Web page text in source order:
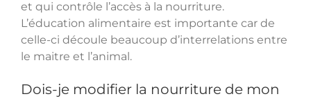
et qui contrôle l’accès à la nourriture.
L’éducation alimentaire est importante car de
celle-ci découle beaucoup d’interrelations entre
le maitre et l’animal.
Dois-je modifier la nourriture de mon